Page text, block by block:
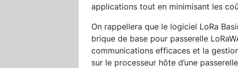
applications tout en minimisant les
On rappellera que le logiciel LoRa
brique de base pour passerelle
communications efficaces et la
sur le processeur hôte d’une